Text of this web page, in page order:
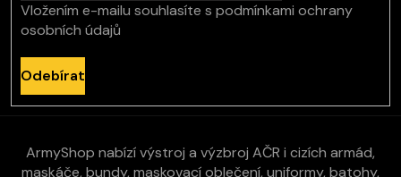
Vložením e-mailu souhlasíte s podmínkami ochrany
osobních údajů
Odebírat
ArmyShop nabízí výstroj a výzbroj AČR i cizích armád,
maskáče, bundy, maskovací oblečení, uniformy, batohy,